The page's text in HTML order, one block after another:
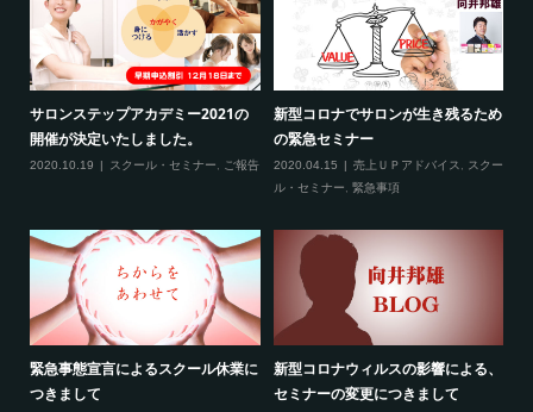
サロンステップアカデミー2021の
開催が決定いたしました。
2020.10.19 スクール・セミナー, ご報告
新型コロナでサロンが生き残るため
の緊急セミナー
2020.04.15 売上ＵＰアドバイス, スクー
ル・セミナー, 緊急事項
緊急事態宣言によるスクール休業に
つきまして
新型コロナウィルスの影響による、
セミナーの変更につきまして